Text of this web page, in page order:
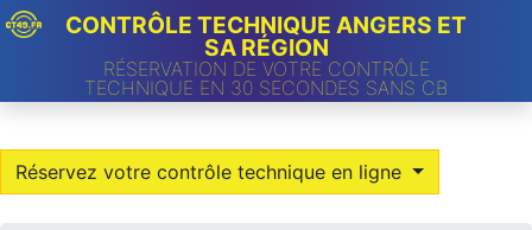
CONTRÔLE TECHNIQUE ANGERS ET
SA RÉGION
RÉSERVATION DE VOTRE CONTRÔLE
TECHNIQUE EN 30 SECONDES SANS CB
Réservez votre contrôle technique en ligne